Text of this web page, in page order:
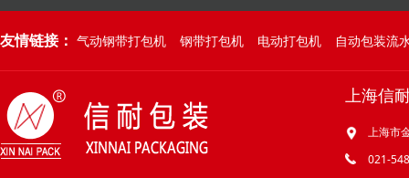
友情链接： 气动钢带打包机 钢带打包机 电动打包机 自动包装流
上海信
上海市
021-